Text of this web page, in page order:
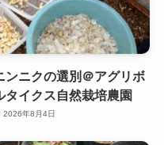
ンニクの選別＠アグリボ
タイクス自然栽培農園
2026年8月4日